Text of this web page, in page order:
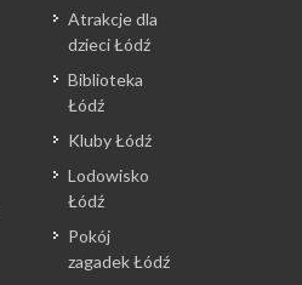
Atrakcje dla
dzieci Łódź
Biblioteka
Łódź
Kluby Łódź
Lodowisko
Łódź
Pokój
zagadek Łódź